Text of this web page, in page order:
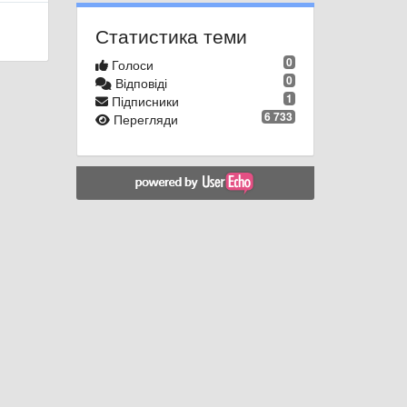
Статистика теми
0
Голоси
0
Відповіді
1
Підписники
6 733
Перегляди